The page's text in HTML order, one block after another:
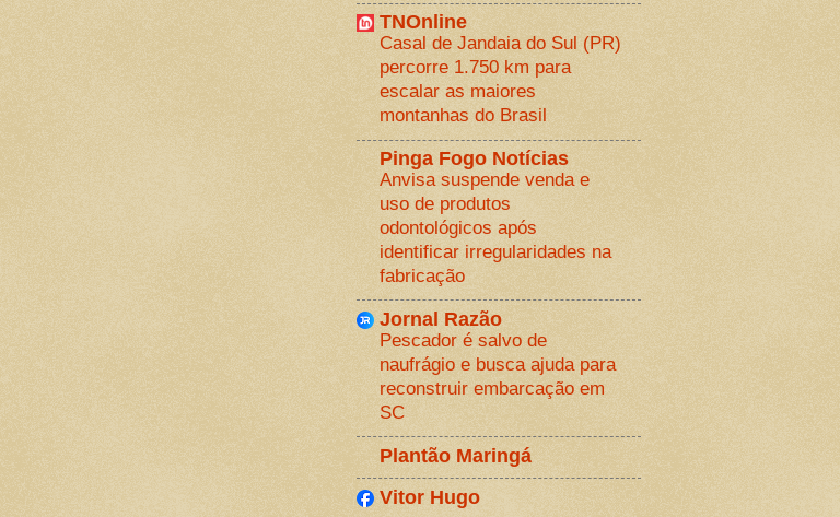
TNOnline
Casal de Jandaia do Sul (PR)
percorre 1.750 km para
escalar as maiores
montanhas do Brasil
Pinga Fogo Notícias
Anvisa suspende venda e
uso de produtos
odontológicos após
identificar irregularidades na
fabricação
Jornal Razão
Pescador é salvo de
naufrágio e busca ajuda para
reconstruir embarcação em
SC
Plantão Maringá
Vitor Hugo